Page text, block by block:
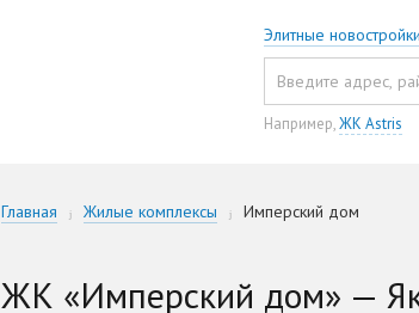
Элитные новостройки
Например,ЖК Astris
Главная Жилые комплексы Имперский дом
ЖК «Имперский дом» —